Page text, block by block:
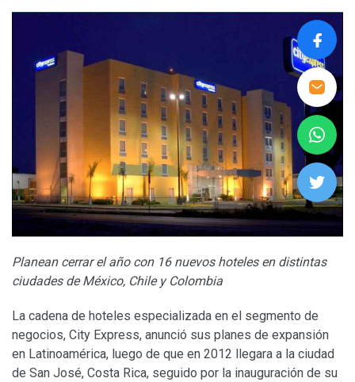
Planean cerrar el año con 16 nuevos hoteles en distintas
ciudades de México, Chile y Colombia
La cadena de hoteles especializada en el segmento de
negocios, City Express, anunció sus planes de expansión
en Latinoamérica, luego de que en 2012 llegara a la ciudad
de San José, Costa Rica, seguido por la inauguración de su